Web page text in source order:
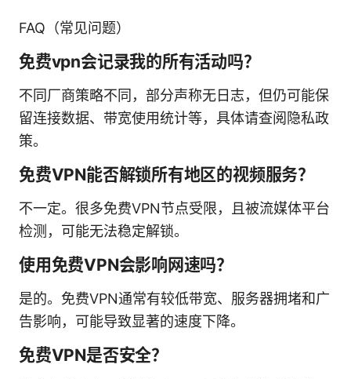
FAQ（常见问题）
免费vpn会记录我的所有活动吗？
不同厂商策略不同，部分声称无日志，但仍可能保
留连接数据、带宽使用统计等，具体请查阅隐私政
策。
免费VPN能否解锁所有地区的视频服务？
不一定。很多免费VPN节点受限，且被流媒体平台
检测，可能无法稳定解锁。
使用免费VPN会影响网速吗？
是的。免费VPN通常有较低带宽、服务器拥堵和广
告影响，可能导致显著的速度下降。
免费VPN是否安全？